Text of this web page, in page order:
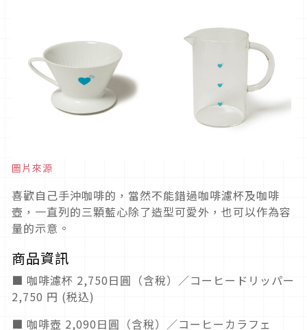
圖片來源
喜歡自己手沖咖啡的，當然不能錯過咖啡濾杯及咖啡
壺，一直列的三顆藍心除了造型可愛外，也可以作為容
量的示意。
商品資訊
■ 咖啡濾杯 2,750日圓（含稅）／コーヒードリッパー
2,750 円 (税込)
■ 咖啡壺 2,090日圓（含稅）／コーヒーカラフェ